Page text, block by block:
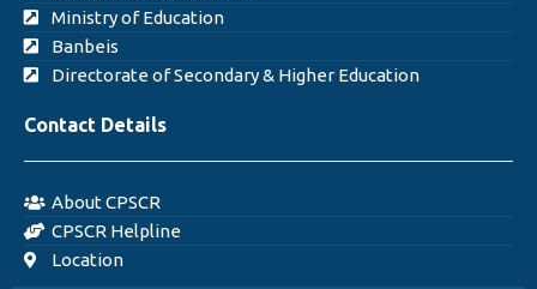
Ministry of Education
Banbeis
Directorate of Secondary & Higher Education
Contact Details
About CPSCR
CPSCR Helpline
Location